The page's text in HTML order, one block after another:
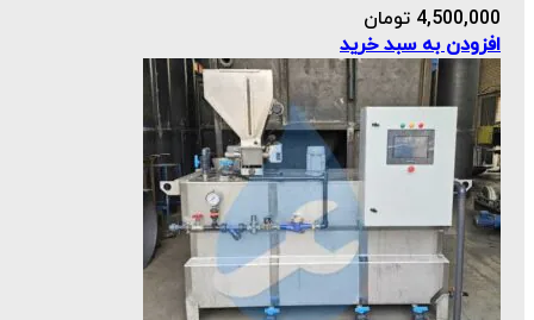
4,500,000 تومان
افزودن به سبد خرید